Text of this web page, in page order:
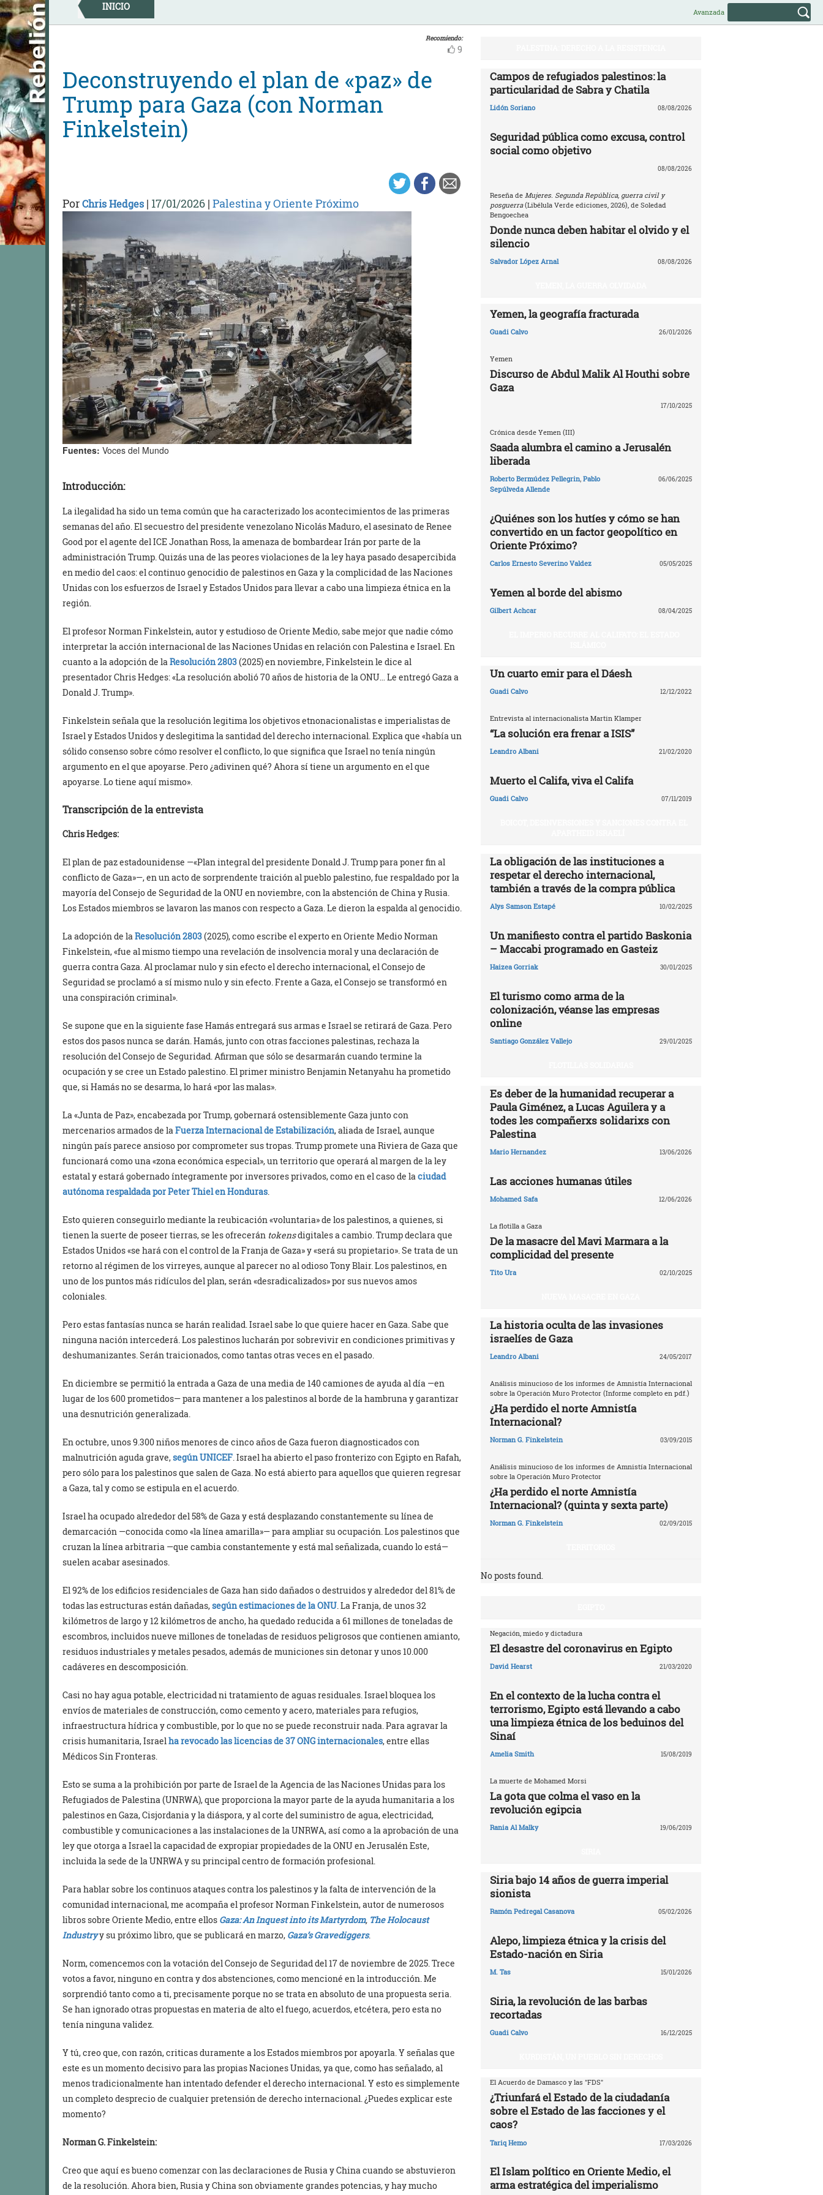
Skip
to
content
INICIO Avanzada
Recomiendo:
9
Deconstruyendo el plan de «paz» de
Trump para Gaza (con Norman
Finkelstein)
PorChris Hedges | 17/01/2026 | Palestina y Oriente Próximo
Fuentes: Voces del Mundo
Introducción:
La ilegalidad ha sido un tema común que ha caracterizado los acontecimientos de las primeras
semanas del año. El secuestro del presidente venezolano Nicolás Maduro, el asesinato de Renee
Good por el agente del ICE Jonathan Ross, la amenaza de bombardear Irán por parte de la
administración Trump. Quizás una de las peores violaciones de la ley haya pasado desapercibida
en medio del caos: el continuo genocidio de palestinos en Gaza y la complicidad de las Naciones
Unidas con los esfuerzos de Israel y Estados Unidos para llevar a cabo una limpieza étnica en la
región.
El profesor Norman Finkelstein, autor y estudioso de Oriente Medio, sabe mejor que nadie cómo
interpretar la acción internacional de las Naciones Unidas en relación con Palestina e Israel. En
cuanto a la adopción de la Resolución 2803(2025) en noviembre, Finkelstein le dice al
presentador Chris Hedges: «La resolución abolió 70 años de historia de la ONU… Le entregó Gaza a
Donald J. Trump».
Finkelstein señala que la resolución legitima los objetivos etnonacionalistas e imperialistas de
Israel y Estados Unidos y deslegitima la santidad del derecho internacional. Explica que «había un
sólido consenso sobre cómo resolver el conflicto, lo que significa que Israel no tenía ningún
argumento en el que apoyarse. Pero ¿adivinen qué? Ahora sí tiene un argumento en el que
apoyarse. Lo tiene aquí mismo».
Transcripción de la entrevista
Chris Hedges:
El plan de paz estadounidense —«Plan integral del presidente Donald J. Trump para poner fin al
conflicto de Gaza»—, en un acto de sorprendente traición al pueblo palestino, fue respaldado por la
mayoría del Consejo de Seguridad de la ONU en noviembre, con la abstención de China y Rusia.
Los Estados miembros se lavaron las manos con respecto a Gaza. Le dieron la espalda al genocidio.
La adopción de laResolución 2803(2025), como escribe el experto en Oriente Medio Norman
Finkelstein, «fue al mismo tiempo una revelación de insolvencia moral y una declaración de
guerra contra Gaza. Al proclamar nulo y sin efecto el derecho internacional, el Consejo de
Seguridad se proclamó a sí mismo nulo y sin efecto. Frente a Gaza, el Consejo se transformó en
una conspiración criminal».
Se supone que en la siguiente fase Hamás entregará sus armas e Israel se retirará de Gaza. Pero
estos dos pasos nunca se darán. Hamás, junto con otras facciones palestinas, rechaza la
resolución del Consejo de Seguridad. Afirman que sólo se desarmarán cuando termine la
ocupación y se cree un Estado palestino. El primer ministro Benjamin Netanyahu ha prometido
que, si Hamás no se desarma, lo hará «por las malas».
La «Junta de Paz», encabezada por Trump, gobernará ostensiblemente Gaza junto con
mercenarios armados de laFuerza Internacional de Estabilización, aliada de Israel, aunque
ningún país parece ansioso por comprometer sus tropas. Trump promete una Riviera de Gaza que
funcionará como una «zona económica especial», un territorio que operará al margen de la ley
estatal y estará gobernado íntegramente por inversores privados, como en el caso de laciudad
autónoma respaldada por Peter Thiel en Honduras.
Esto quieren conseguirlo mediante la reubicación «voluntaria» de los palestinos, a quienes, si
tienen la suerte de poseer tierras, se les ofrecerán tokensdigitales a cambio. Trump declara que
Estados Unidos «se hará con el control de la Franja de Gaza» y «será su propietario». Se trata de un
retorno al régimen de los virreyes, aunque al parecer no al odioso Tony Blair. Los palestinos, en
uno de los puntos más ridículos del plan, serán «desradicalizados» por sus nuevos amos
coloniales.
Pero estas fantasías nunca se harán realidad. Israel sabe lo que quiere hacer en Gaza. Sabe que
ninguna nación intercederá. Los palestinos lucharán por sobrevivir en condiciones primitivas y
deshumanizantes. Serán traicionados, como tantas otras veces en el pasado.
En diciembre se permitió la entrada a Gaza de una media de 140 camiones de ayuda al día —en
lugar de los 600 prometidos— para mantener a los palestinos al borde de la hambruna y garantizar
una desnutrición generalizada.
En octubre, unos 9.300 niños menores de cinco años de Gaza fueron diagnosticados con
malnutrición aguda grave, según UNICEF. Israel ha abierto el paso fronterizo con Egipto en Rafah,
pero sólo para los palestinos que salen de Gaza. No está abierto para aquellos que quieren regresar
a Gaza, tal y como se estipula en el acuerdo.
Israel ha ocupado alrededor del 58% de Gaza y está desplazando constantemente su línea de
demarcación —conocida como «la línea amarilla»— para ampliar su ocupación. Los palestinos que
cruzan la línea arbitraria —que cambia constantemente y está mal señalizada, cuando lo está—
suelen acabar asesinados.
El 92% de los edificios residenciales de Gaza han sido dañados o destruidos y alrededor del 81% de
todas las estructuras están dañadas, según estimaciones de la ONU. La Franja, de unos 32
kilómetros de largo y 12 kilómetros de ancho, ha quedado reducida a 61 millones de toneladas de
escombros, incluidos nueve millones de toneladas de residuos peligrosos que contienen amianto,
residuos industriales y metales pesados, además de municiones sin detonar y unos 10.000
cadáveres en descomposición.
Casi no hay agua potable, electricidad ni tratamiento de aguas residuales. Israel bloquea los
envíos de materiales de construcción, como cemento y acero, materiales para refugios,
infraestructura hídrica y combustible, por lo que no se puede reconstruir nada. Para agravar la
crisis humanitaria, Israelha revocado las licencias de 37 ONG internacionales, entre ellas
Médicos Sin Fronteras.
Esto se suma a la prohibición por parte de Israel de la Agencia de las Naciones Unidas para los
Refugiados de Palestina (UNRWA), que proporciona la mayor parte de la ayuda humanitaria a los
palestinos en Gaza, Cisjordania y la diáspora, y al corte del suministro de agua, electricidad,
combustible y comunicaciones a las instalaciones de la UNRWA, así como a la aprobación de una
ley que otorga a Israel la capacidad de expropiar propiedades de la ONU en Jerusalén Este,
incluida la sede de la UNRWA y su principal centro de formación profesional.
Para hablar sobre los continuos ataques contra los palestinos y la falta de intervención de la
comunidad internacional, me acompaña el profesor Norman Finkelstein, autor de numerosos
libros sobre Oriente Medio, entre ellos Gaza: An Inquest into its Martyrdom, The Holocaust
Industryy su próximo libro, que se publicará en marzo, Gaza’s Gravediggers.
Norm, comencemos con la votación del Consejo de Seguridad del 17 de noviembre de 2025. Trece
votos a favor, ninguno en contra y dos abstenciones, como mencioné en la introducción. Me
sorprendió tanto como a ti, precisamente porque no se trata en absoluto de una propuesta seria.
Se han ignorado otras propuestas en materia de alto el fuego, acuerdos, etcétera, pero esta no
tenía ninguna validez.
Y tú, creo que, con razón, criticas duramente a los Estados miembros por apoyarla. Y señalas que
este es un momento decisivo para las propias Naciones Unidas, ya que, como has señalado, al
menos tradicionalmente han intentado defender el derecho internacional. Y esto es simplemente
un completo desprecio de cualquier pretensión de derecho internacional. ¿Puedes explicar este
momento?
Norman G. Finkelstein:
Creo que aquí es bueno comenzar con las declaraciones de Rusia y China cuando se abstuvieron
de la resolución. Ahora bien, Rusia y China son obviamente grandes potencias, y hay mucho
Campos de refugiados palestinos: la
particularidad de Sabra y Chatila
Lidón Soriano 08/08/2026
Seguridad pública como excusa, control
social como objetivo
08/08/2026
Reseña de Mujeres. Segunda República, guerra civil y
posguerra(Libélula Verde ediciones, 2026), de Soledad
Bengoechea
Donde nunca deben habitar el olvido y el
silencio
Salvador López Arnal 08/08/2026
Yemen, la geografía fracturada
Guadi Calvo 26/01/2026
Yemen
Discurso de Abdul Malik Al Houthi sobre
Gaza
17/10/2025
Crónica desde Yemen (III)
Saada alumbra el camino a Jerusalén
liberada
Roberto Bermúdez Pellegrin, Pablo
Sepúlveda Allende
06/06/2025
¿Quiénes son los hutíes y cómo se han
convertido en un factor geopolítico en
Oriente Próximo?
Carlos Ernesto Severino Valdez 05/05/2025
Yemen al borde del abismo
Gilbert Achcar 08/04/2025
Un cuarto emir para el Dáesh
Guadi Calvo 12/12/2022
Entrevista al internacionalista Martin Klamper
“La solución era frenar a ISIS”
Leandro Albani 21/02/2020
Muerto el Califa, viva el Califa
Guadi Calvo 07/11/2019
La obligación de las instituciones a
respetar el derecho internacional,
también a través de la compra pública
Alys Samson Estapé 10/02/2025
Un manifiesto contra el partido Baskonia
– Maccabi programado en Gasteiz
Haizea Gorriak 30/01/2025
El turismo como arma de la
colonización, véanse las empresas
online
Santiago González Vallejo 29/01/2025
Es deber de la humanidad recuperar a
Paula Giménez, a Lucas Aguilera y a
todes les compañerxs solidarixs con
Palestina
Mario Hernandez 13/06/2026
Las acciones humanas útiles
Mohamed Safa 12/06/2026
La flotilla a Gaza
De la masacre del Mavi Marmara a la
complicidad del presente
Tito Ura 02/10/2025
La historia oculta de las invasiones
israelíes de Gaza
Leandro Albani 24/05/2017
Análisis minucioso de los informes de Amnistía Internacional
sobre la Operación Muro Protector (Informe completo en pdf.)
¿Ha perdido el norte Amnistía
Internacional?
Norman G. Finkelstein 03/09/2015
Análisis minucioso de los informes de Amnistía Internacional
sobre la Operación Muro Protector
¿Ha perdido el norte Amnistía
Internacional? (quinta y sexta parte)
Norman G. Finkelstein 02/09/2015
No posts found.
Negación, miedo y dictadura
El desastre del coronavirus en Egipto
David Hearst 21/03/2020
En el contexto de la lucha contra el
terrorismo, Egipto está llevando a cabo
una limpieza étnica de los beduinos del
Sinaí
Amelia Smith 15/08/2019
La muerte de Mohamed Morsi
La gota que colma el vaso en la
revolución egipcia
Rania Al Malky 19/06/2019
Siria bajo 14 años de guerra imperial
sionista
Ramón Pedregal Casanova 05/02/2026
Alepo, limpieza étnica y la crisis del
Estado-nación en Siria
M. Tas 15/01/2026
Siria, la revolución de las barbas
recortadas
Guadi Calvo 16/12/2025
El Acuerdo de Damasco y las "FDS"
¿Triunfará el Estado de la ciudadanía
sobre el Estado de las facciones y el
caos?
Tariq Hemo 17/03/2026
El Islam político en Oriente Medio, el
arma estratégica del imperialismo